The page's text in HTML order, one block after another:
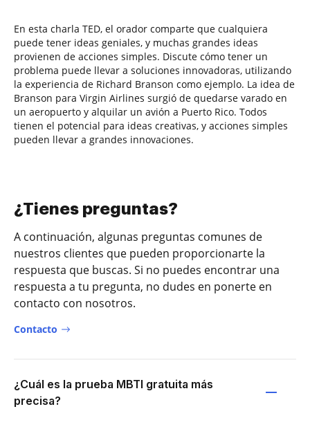
En esta charla TED, el orador comparte que cualquiera
puede tener ideas geniales, y muchas grandes ideas
provienen de acciones simples. Discute cómo tener un
problema puede llevar a soluciones innovadoras, utilizando
la experiencia de Richard Branson como ejemplo. La idea de
Branson para Virgin Airlines surgió de quedarse varado en
un aeropuerto y alquilar un avión a Puerto Rico. Todos
tienen el potencial para ideas creativas, y acciones simples
pueden llevar a grandes innovaciones.
¿Tienes preguntas?
A continuación, algunas preguntas comunes de
nuestros clientes que pueden proporcionarte la
respuesta que buscas. Si no puedes encontrar una
respuesta a tu pregunta, no dudes en ponerte en
contacto con nosotros.
Contacto
¿Cuál es la prueba MBTI gratuita más
precisa?